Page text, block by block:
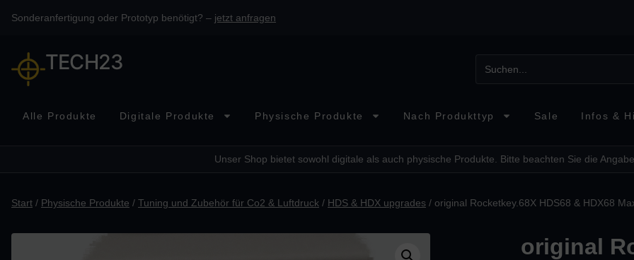
Sonderanfertigung oder Prototyp benötigt? – jetzt anfragen
TECH23
Alle Produkte Digitale Produkte Physische Produkte Nach Produkttyp Sale Infos &
Unser Shop bietet sowohl digitale als auch physische Produkte. Bitte beachten Sie die
Start / Physische Produkte / Tuning und Zubehör für Co2 & Luftdruck / HDS & HDX upgrades / original Rocketkey.68X HDS68 & HDX68
original